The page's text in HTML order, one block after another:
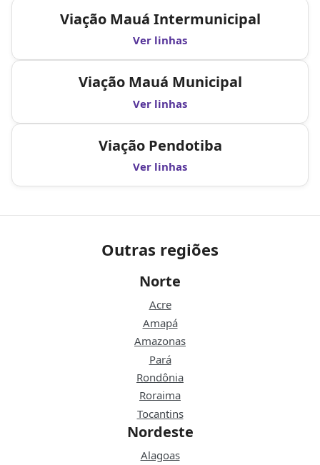
Viação Mauá Intermunicipal
Ver linhas
Viação Mauá Municipal
Ver linhas
Viação Pendotiba
Ver linhas
Outras regiões
Norte
Acre
Amapá
Amazonas
Pará
Rondônia
Roraima
Tocantins
Nordeste
Alagoas